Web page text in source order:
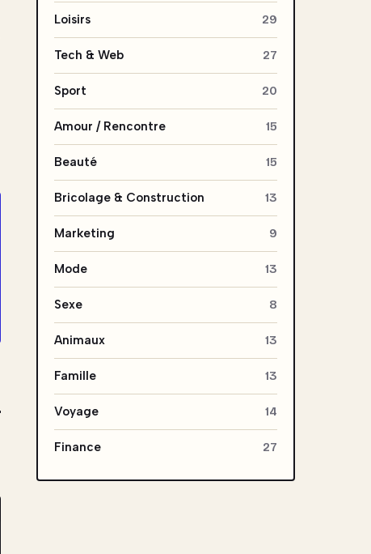
Loisirs 29
Tech & Web 27
Sport 20
Amour / Rencontre 15
Beauté 15
Bricolage & Construction 13
Marketing 9
Mode 13
Sexe 8
Animaux 13
Famille 13
Voyage 14
Finance 27